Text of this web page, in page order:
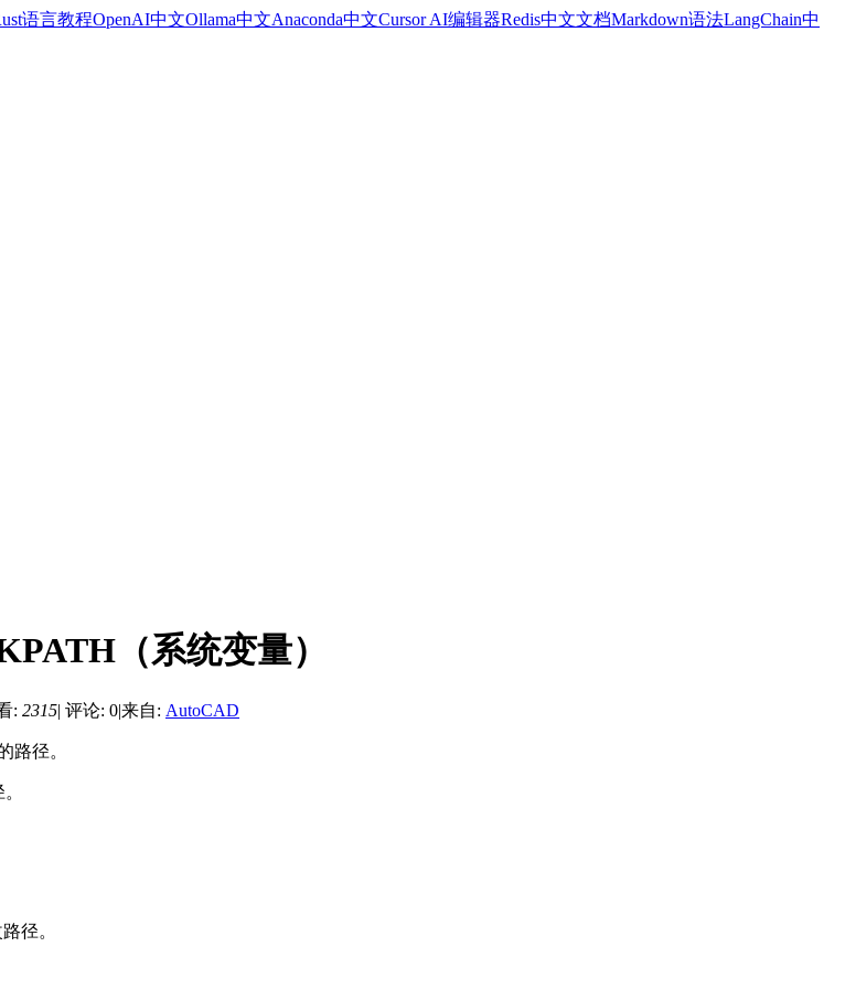
语言教程OpenAI中文Ollama中文Anaconda中文Cursor AI编辑器Redis中文文档Markdown语法LangChain中
（系统变量）
: 2315| 评论: 0|来自: AutoCAD
路径。
径。